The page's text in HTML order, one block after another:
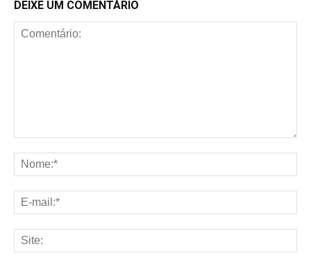
DEIXE UM COMENTÁRIO